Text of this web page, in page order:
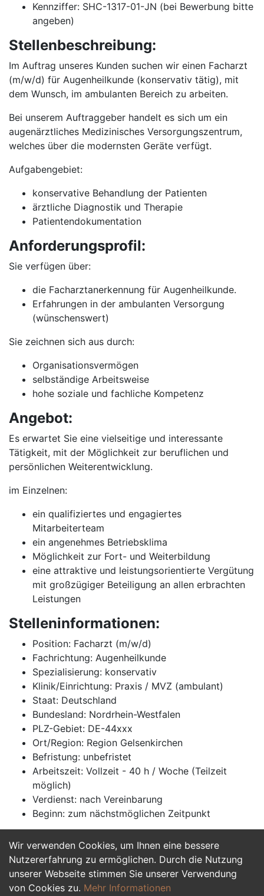
Wir verwenden Cookies, um Ihnen eine bessere
Nutzererfahrung zu ermöglichen. Durch die Nutzung
unserer Webseite stimmen Sie unserer Verwendung
von Cookies zu. Mehr Informationen
Kennziffer: SHC-1317-01-JN (bei Bewerbung bitte
angeben)
Stellenbeschreibung:
Im Auftrag unseres Kunden suchen wir einen Facharzt
(m/w/d) für Augenheilkunde (konservativ tätig), mit
dem Wunsch, im ambulanten Bereich zu arbeiten.
Bei unserem Auftraggeber handelt es sich um ein
augenärztliches Medizinisches Versorgungszentrum,
welches über die modernsten Geräte verfügt.
Aufgabengebiet:
konservative Behandlung der Patienten
ärztliche Diagnostik und Therapie
Patientendokumentation
Anforderungsprofil:
Sie verfügen über:
die Facharztanerkennung für Augenheilkunde.
Erfahrungen in der ambulanten Versorgung
(wünschenswert)
Sie zeichnen sich aus durch:
Organisationsvermögen
selbständige Arbeitsweise
hohe soziale und fachliche Kompetenz
Angebot:
Es erwartet Sie eine vielseitige und interessante
Tätigkeit, mit der Möglichkeit zur beruflichen und
persönlichen Weiterentwicklung.
im Einzelnen:
ein qualifiziertes und engagiertes
Mitarbeiterteam
ein angenehmes Betriebsklima
Möglichkeit zur Fort- und Weiterbildung
eine attraktive und leistungsorientierte Vergütung
mit großzügiger Beteiligung an allen erbrachten
Leistungen
Stelleninformationen:
Position: Facharzt (m/w/d)
Fachrichtung: Augenheilkunde
Spezialisierung: konservativ
Klinik/Einrichtung: Praxis / MVZ (ambulant)
Staat: Deutschland
Bundesland: Nordrhein-Westfalen
PLZ-Gebiet: DE-44xxx
Ort/Region: Region Gelsenkirchen
Befristung: unbefristet
Arbeitszeit: Vollzeit - 40 h / Woche (Teilzeit
möglich)
Verdienst: nach Vereinbarung
Beginn: zum nächstmöglichen Zeitpunkt
Jetzt Bewerben